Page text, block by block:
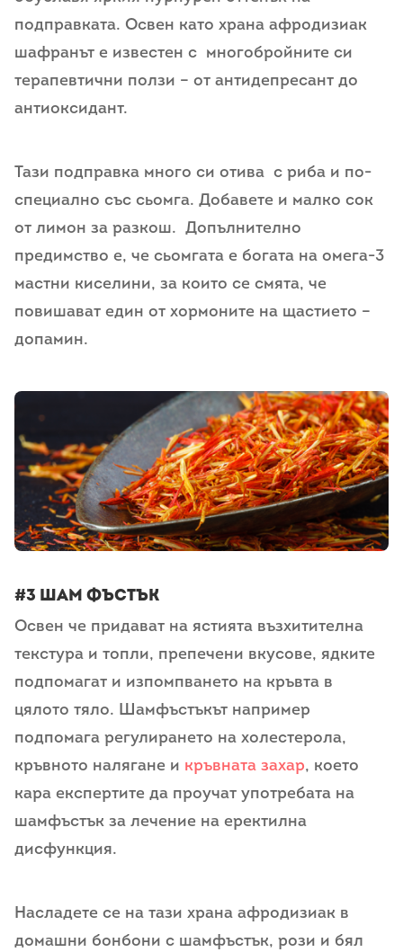
подправката. Освен като храна афродизиак
шафранът е известен с многобройните си
терапевтични ползи – от антидепресант до
антиоксидант.
Тази подправка много си отива с риба и по-
специално със сьомга. Добавете и малко сок
от лимон за разкош. Допълнително
предимство е, че сьомгата е богата на омега-3
мастни киселини, за които се смята, че
повишават един от хормоните на щастието –
допамин.
#3 Шам фъстък
Освен че придават на ястията възхитителна
текстура и топли, препечени вкусове, ядките
подпомагат и изпомпването на кръвта в
цялото тяло. Шамфъстъкът например
подпомага регулирането на холестерола,
кръвното налягане и кръвната захар, което
кара експертите да проучат употребата на
шамфъстък за лечение на еректилна
дисфункция.
Насладете се на тази храна афродизиак в
домашни бонбони с шамфъстък, рози и бял